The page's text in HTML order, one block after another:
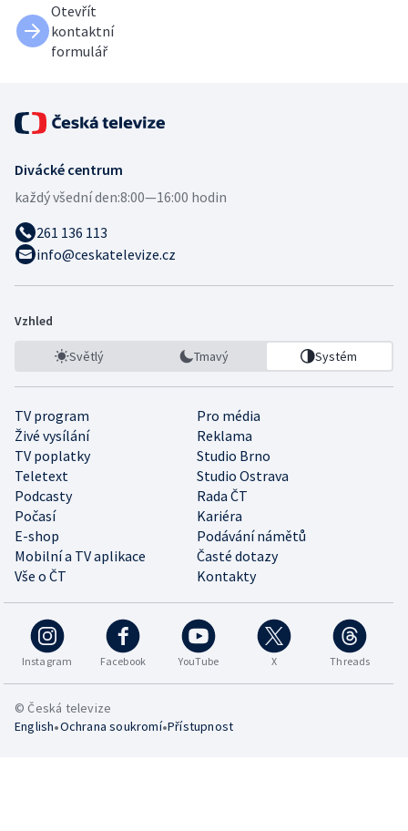
Otevřít
kontaktní
formulář
Divácké centrum
každý všední den:8:00—16:00 hodin
261 136 113
info@ceskatelevize.cz
Vzhled
Světlý Tmavý Systém
TV program
Pro média
Živé vysílání
Reklama
TV poplatky
Studio Brno
Teletext
Studio Ostrava
Podcasty
Rada ČT
Počasí
Kariéra
E-shop
Podávání námětů
Mobilní a TV aplikace
Časté dotazy
Vše o ČT
Kontakty
Instagram Facebook YouTube X Threads
© Česká televize
English•Ochrana soukromí•Přístupnost